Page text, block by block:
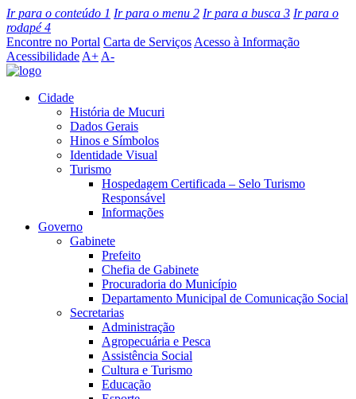
Ir para o conteúdo 1 Ir para o menu 2 Ir para a busca 3 Ir para o
rodapé4
Encontre no Portal Carta de Serviços Acesso à Informação
Acessibilidade A+ A-
Cidade
História de Mucuri
Dados Gerais
Hinos e Símbolos
Identidade Visual
Turismo
Hospedagem Certificada – Selo Turismo
Responsável
Informações
Governo
Gabinete
Prefeito
Chefia de Gabinete
Procuradoria do Município
Departamento Municipal de Comunicação Social
Secretarias
Administração
Agropecuária e Pesca
Assistência Social
Cultura e Turismo
Educação